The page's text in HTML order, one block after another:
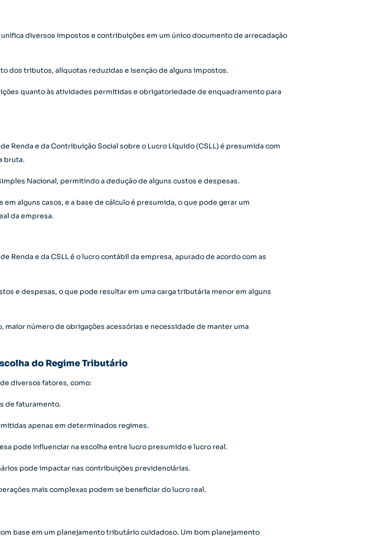
diversos impostos e contribuições em um único documento de arrecadação
dos tributos, alíquotas reduzidas e isenção de alguns impostos.
quanto às atividades permitidas e obrigatoriedade de enquadramento para
Renda e da Contribuição Social sobre o Lucro Líquido (CSLL) é presumida com
bruta.
Nacional, permitindo a dedução de alguns custos e despesas.
alguns casos, e a base de cálculo é presumida, o que pode gerar um
da empresa.
Renda e da CSLL é o lucro contábil da empresa, apurado de acordo com as
e despesas, o que pode resultar em uma carga tributária menor em alguns
maior número de obrigações acessórias e necessidade de manter uma
do Regime Tributário
diversos fatores, como:
de faturamento.
apenas em determinados regimes.
pode influenciar na escolha entre lucro presumido e lucro real.
pode impactar nas contribuições previdenciárias.
mais complexas podem se beneficiar do lucro real.
base em um planejamento tributário cuidadoso. Um bom planejamento